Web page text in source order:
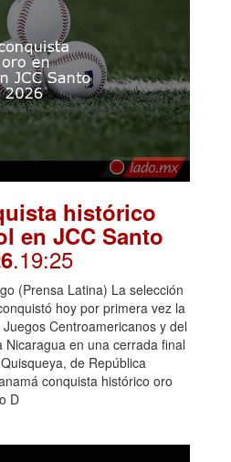
histórico
en JCC Santo
.19:25
(Prensa Latina) La selección
hoy por primera vez la
Centroamericanos y del
en una cerrada final
de República
conquista histórico oro
D